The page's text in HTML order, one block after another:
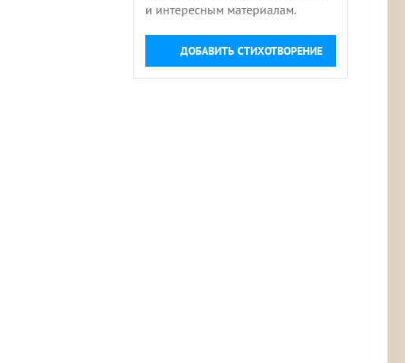
и интересным материалам.
ДОБАВИТЬ СТИХОТВОРЕНИЕ